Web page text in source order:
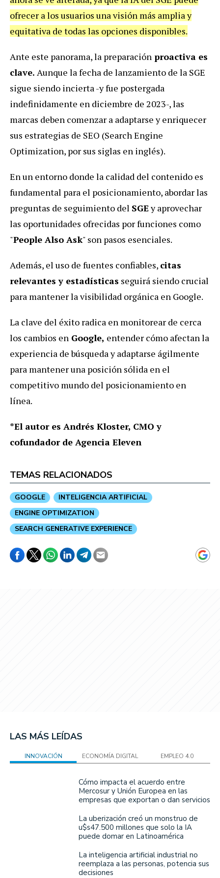
ofrecer a los usuarios una visión más amplia y
equitativa de todas las opciones disponibles.
Ante este panorama, la preparación proactiva es
clave. Aunque la fecha de lanzamiento de la SGE
sigue siendo incierta -y fue postergada
indefinidamente en diciembre de 2023-, las
marcas deben comenzar a adaptarse y enriquecer
sus estrategias de SEO (Search Engine
Optimization, por sus siglas en inglés).
En un entorno donde la calidad del contenido es
fundamental para el posicionamiento, abordar las
preguntas de seguimiento del SGEy aprovechar
las oportunidades ofrecidas por funciones como
"People Also Ask" son pasos esenciales.
Además, el uso de fuentes confiables, citas
relevantes y estadísticas seguirá siendo crucial
para mantener la visibilidad orgánica en Google.
La clave del éxito radica en monitorear de cerca
los cambios en Google, entender cómo afectan la
experiencia de búsqueda y adaptarse ágilmente
para mantener una posición sólida en el
competitivo mundo del posicionamiento en
línea.
*El autor es Andrés Kloster, CMO y
cofundador de Agencia Eleven
TEMAS RELACIONADOS
GOOGLE
INTELIGENCIA ARTIFICIAL
ENGINE OPTIMIZATION
SEARCH GENERATIVE EXPERIENCE
LAS MÁS LEÍDAS
INNOVACIÓN ECONOMÍA DIGITAL EMPLEO 4.0
Cómo impacta el acuerdo entre
Mercosur y Unión Europea en las
empresas que exportan o dan servicios
La uberización creó un monstruo de
u$s47.500 millones que solo la IA
puede domar en Latinoamérica
La inteligencia artificial industrial no
reemplaza a las personas, potencia sus
decisiones